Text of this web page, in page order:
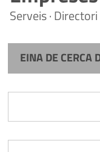
Serveis ·
EINA DE CERCA